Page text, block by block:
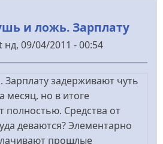
и ложь. Зарплату
нд, 09/04/2011 - 00:54
задерживают чуть
месяц, но в итоге
полностью. Средства от
деваются? Элементарно
прошлые